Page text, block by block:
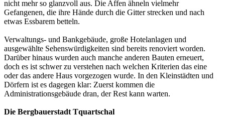
nicht mehr so glanzvoll aus. Die Affen ähneln vielmehr
Gefangenen, die ihre Hände durch die Gitter strecken und nach
etwas Essbarem betteln.
Verwaltungs- und Bankgebäude, große Hotelanlagen und
ausgewählte Sehenswürdigkeiten sind bereits renoviert worden.
Darüber hinaus wurden auch manche anderen Bauten erneuert,
doch es ist schwer zu verstehen nach welchen Kriterien das eine
oder das andere Haus vorgezogen wurde. In den Kleinstädten und
Dörfern ist es dagegen klar: Zuerst kommen die
Administrationsgebäude dran, der Rest kann warten.
Die Bergbauerstadt Tquartschal